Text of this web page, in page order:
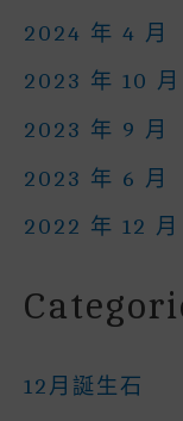
2024 年 4 月
2023 年 10 月
2023 年 9 月
2023 年 6 月
2022 年 12 月
12月誕生石